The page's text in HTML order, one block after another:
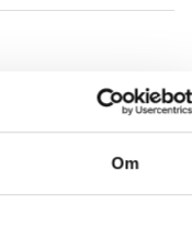
Om
May Jun Jul
Aug